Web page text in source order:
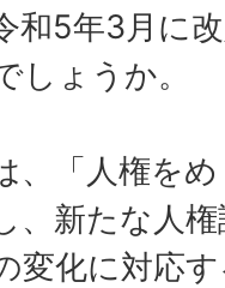
和5年3月に
しょうか。
、「人権を
、新たな人
変化に対応